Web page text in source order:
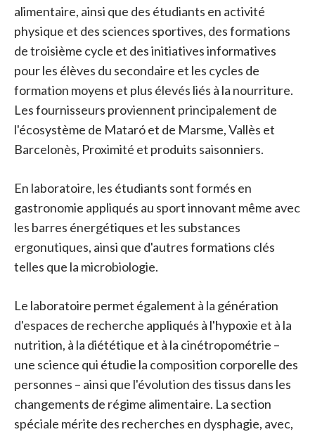
alimentaire, ainsi que des étudiants en activité
physique et des sciences sportives, des formations
de troisième cycle et des initiatives informatives
pour les élèves du secondaire et les cycles de
formation moyens et plus élevés liés à la nourriture.
Les fournisseurs proviennent principalement de
l'écosystème de Mataró et de Marsme, Vallès et
Barcelonès, Proximité et produits saisonniers.
En laboratoire, les étudiants sont formés en
gastronomie appliqués au sport innovant même avec
les barres énergétiques et les substances
ergonutiques, ainsi que d'autres formations clés
telles que la microbiologie.
Le laboratoire permet également à la génération
d'espaces de recherche appliqués à l'hypoxie et à la
nutrition, à la diététique et à la cinétropométrie –
une science qui étudie la composition corporelle des
personnes – ainsi que l'évolution des tissus dans les
changements de régime alimentaire. La section
spéciale mérite des recherches en dysphagie, avec,